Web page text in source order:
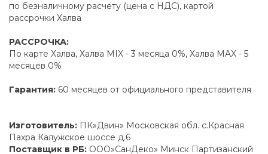
по безналичному расчету (цена с НДС), картой
рассрочки Халва
РАССРОЧКА:
По карте Халва, Халва MIX - 3 месяца 0%, Халва MAX - 5
месяцев 0%
Гарантия: 60 месяцев от официального представителя
Изготовитель: ПК»Двин» Московская обл. с.Красная
Пахра Калужское шоссе д.6
Поставщик в РБ: ООО»СанДеко» Минск Партизанский